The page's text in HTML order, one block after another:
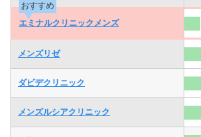
おすすめ
エミナルクリニックメンズ
メンズリゼ
ダビデクリニック
メンズルシアクリニック